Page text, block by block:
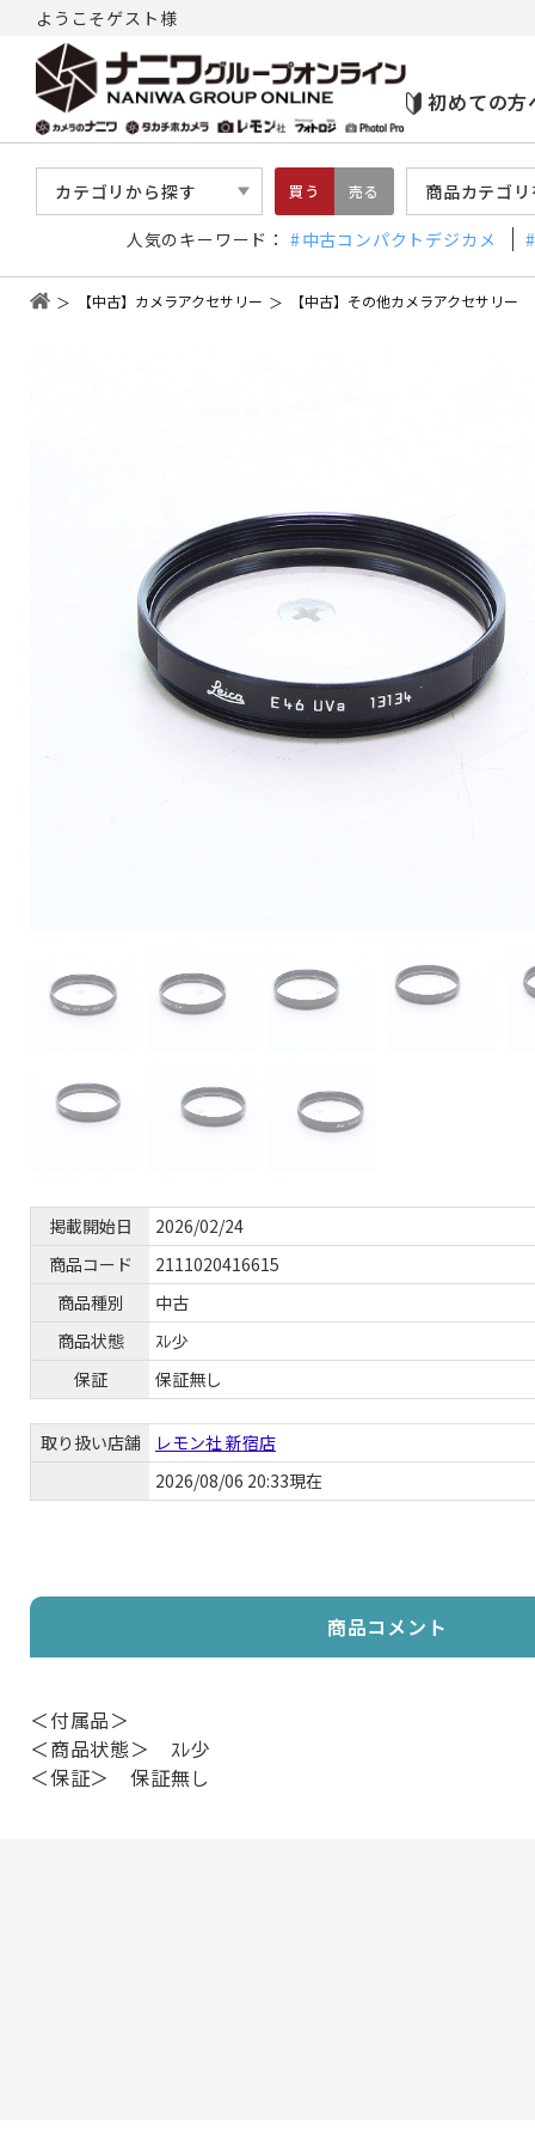
ようこそゲスト様
初めての方
カテゴリから探す 買う 売る 商品カテゴ
人気のキーワード： 中古コンパクトデジカメ
【中古】カメラアクセサリー 【中古】その他カメラアクセサリー
掲載開始日
2026/02/24
商品コード
2111020416615
商品種別
中古
商品状態
ｽﾚ少
保証
保証無し
取り扱い店舗
レモン社 新宿店
2026/08/06 20:33現在
商品コメント
＜付属品＞
＜商品状態＞ ｽﾚ少
＜保証＞ 保証無し